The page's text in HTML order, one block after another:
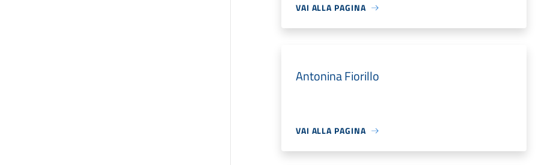
VAI ALLA PAGINA
Antonina Fiorillo
VAI ALLA PAGINA